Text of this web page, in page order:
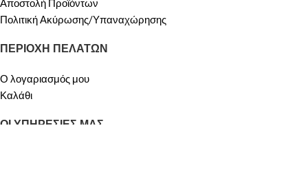
Αποστολή Προϊόντων
Πολιτική Ακύρωσης/Υπαναχώρησης
ΠΕΡΙΟΧΗ ΠΕΛΑΤΩΝ
Ο λογαριασμός μου
Καλάθι
ΟΙ ΥΠΗΡΕΣΙΕΣ ΜΑΣ